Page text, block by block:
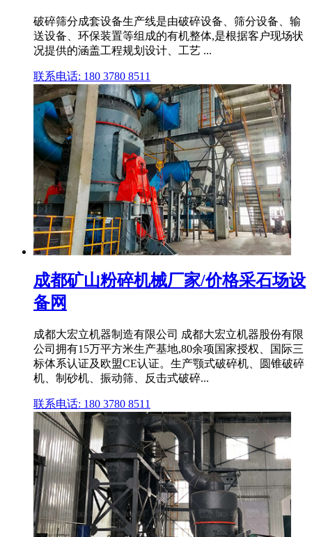
破碎筛分成套设备生产线是由破碎设备、筛分设备、输
送设备、环保装置等组成的有机整体,是根据客户现场状
况提供的涵盖工程规划设计、工艺 ...
联系电话: 180 3780 8511
成都矿山粉碎机械厂家/价格采石场设
备网
成都大宏立机器制造有限公司 成都大宏立机器股份有限
公司拥有15万平方米生产基地,80余项国家授权、国际三
标体系认证及欧盟CE认证。生产颚式破碎机、圆锥破碎
机、制砂机、振动筛、反击式破碎...
联系电话: 180 3780 8511